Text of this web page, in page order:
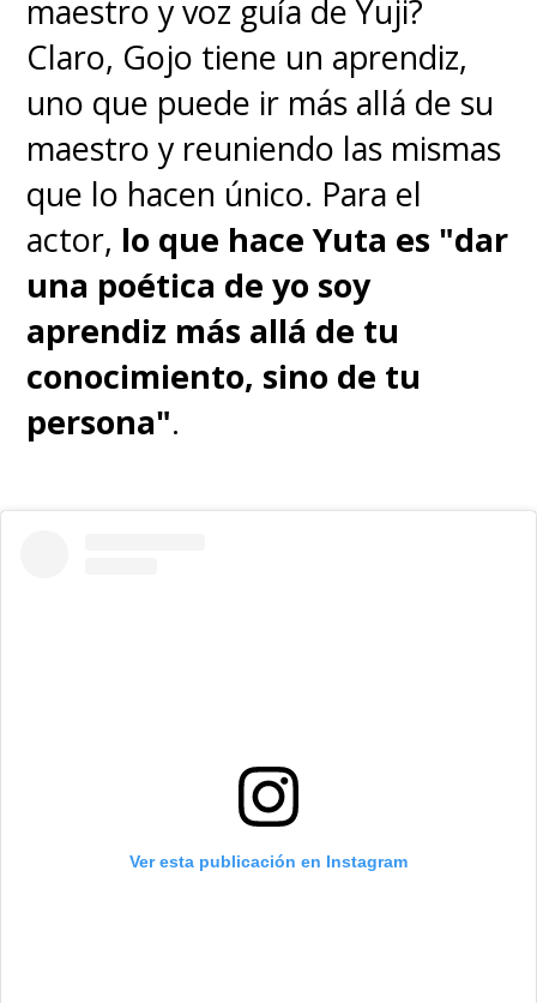
maestro y voz guía de Yuji?
Claro, Gojo tiene un aprendiz,
uno que puede ir más allá de su
maestro y reuniendo las mismas
que lo hacen único. Para el
actor, lo que hace Yuta es "dar
una poética de yo soy
aprendiz más allá de tu
conocimiento, sino de tu
persona".
Ver esta publicación en Instagram